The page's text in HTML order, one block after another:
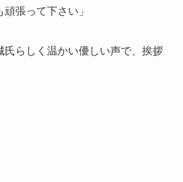
張って下さい」
氏らしく温かい優しい声で、挨拶